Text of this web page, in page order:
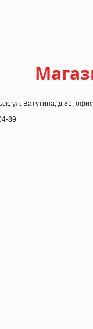
ул. Ватутина, д.81,
89